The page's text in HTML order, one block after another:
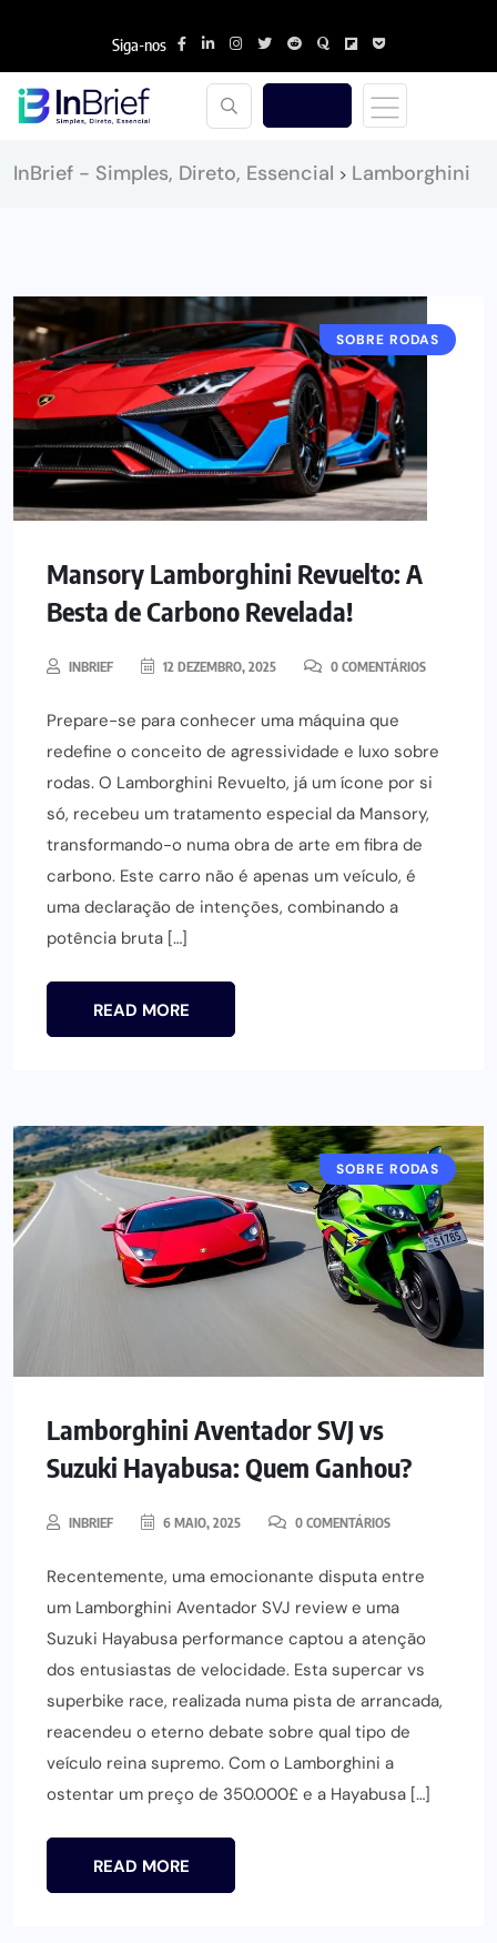
Siga-nos
InBrief - Simples, Direto, Essencial > Lamborghini
SOBRE RODAS
Mansory Lamborghini Revuelto: A
Besta de Carbono Revelada!
INBRIEF 12 DEZEMBRO, 2025 0 COMENTÁRIOS
Prepare-se para conhecer uma máquina que
redefine o conceito de agressividade e luxo sobre
rodas. O Lamborghini Revuelto, já um ícone por si
só, recebeu um tratamento especial da Mansory,
transformando-o numa obra de arte em fibra de
carbono. Este carro não é apenas um veículo, é
uma declaração de intenções, combinando a
potência bruta […]
READ MORE
SOBRE RODAS
Lamborghini Aventador SVJ vs
Suzuki Hayabusa: Quem Ganhou?
INBRIEF 6 MAIO, 2025 0 COMENTÁRIOS
Recentemente, uma emocionante disputa entre
um Lamborghini Aventador SVJ review e uma
Suzuki Hayabusa performance captou a atenção
dos entusiastas de velocidade. Esta supercar vs
superbike race, realizada numa pista de arrancada,
reacendeu o eterno debate sobre qual tipo de
veículo reina supremo. Com o Lamborghini a
ostentar um preço de 350.000£ e a Hayabusa […]
READ MORE